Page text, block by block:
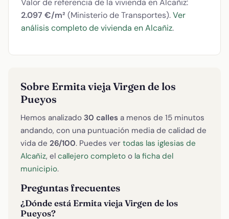
Valor de referencia de la vivienda en Alcañiz:
2.097 €/m² (Ministerio de Transportes).Ver
análisis completo de vivienda en Alcañiz.
Sobre Ermita vieja Virgen de los
Pueyos
Hemos analizado 30 calles a menos de 15 minutos
andando, con una puntuación media de calidad de
vida de 26/100. Puedes ver todas las iglesias de
Alcañiz, el callejero completo o la ficha del
municipio.
Preguntas frecuentes
¿Dónde está Ermita vieja Virgen de los
Pueyos?